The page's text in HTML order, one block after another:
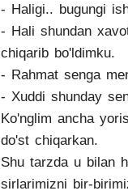
- Haligi.. bugungi
- Hali shundan
chiqarib bo'ldimku.
- Rahmat senga
- Xuddi shunday
Ko'nglim ancha
do'st chiqarkan.
Shu tarzda u bilan
sirlarimizni bir-